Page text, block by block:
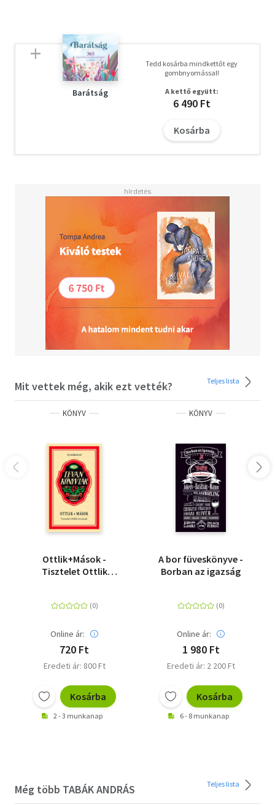
Barátság
Tedd kosárba mindkettőt egy
gombnyomással!
A kettő együtt:
6 490 Ft
Kosárba
Mit vettek még, akik ezt vették? Teljes lista
KÖNYV
Ottlik+Mások -
Tisztelet Ottlik
Online ár:
720 Ft
Eredeti ár: 800 Ft
Kosárba
2 - 3 munkanap
KÖNYV
A bor füveskönyve -
Borban az igazság
Online ár:
1 980 Ft
Eredeti ár: 2 200 Ft
Kosárba
6 - 8 munkanap
Még több TABÁK ANDRÁS Teljes lista